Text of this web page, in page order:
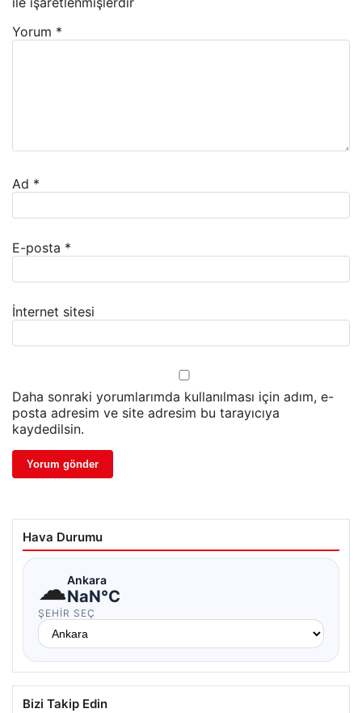
Yorum *
Ad *
E-posta *
İnternet sitesi
Daha sonraki yorumlarımda kullanılması için adım, e-
posta adresim ve site adresim bu tarayıcıya
kaydedilsin.
Hava Durumu
☁Ankara
NaN°C
ŞEHIR SEÇ
Bizi Takip Edin